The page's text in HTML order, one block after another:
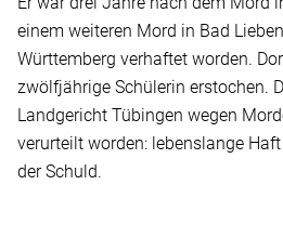
einem weiteren Mord in Bad
Württemberg verhaftet worden.
zwölfjährige Schülerin erstochen.
Landgericht Tübingen wegen
verurteilt worden: lebenslange
der Schuld.